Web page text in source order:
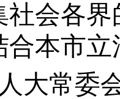
社会各
合本市
大常委